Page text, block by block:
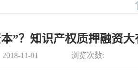
”？知识产权质押融资大
2018-11-01 浏览次数: